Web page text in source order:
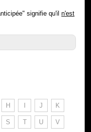
signifie qu'iln'est
H I J K
S T U V